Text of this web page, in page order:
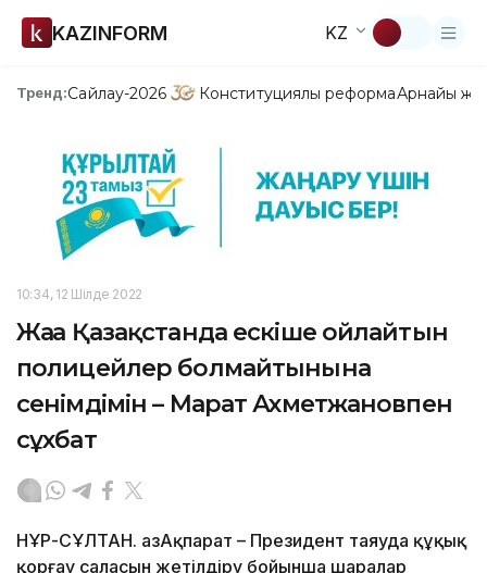
KAZINFORM KZ
Тренд:Сайлау-2026 Конституциялық реформаАрнайы
10:34, 12 Шілде 2022
Жаңа Қазақстанда ескіше ойлайтын
полицейлер болмайтынына
сенімдімін – Марат Ахметжановпен
сұхбат
НҰР-СҰЛТАН. ҚазАқпарат – Президент таяуда құқық
қорғау саласын жетілдіру бойынша шаралар